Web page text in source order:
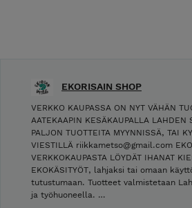
EKORISAIN SHOP
VERKKO KAUPASSA ON NYT VÄHÄN
AATEKAAPIN KESÄKAUPALLA LAHDEN
PALJON TUOTTEITA MYYNNISSÄ, TAI
VIESTILLÄ riikkametso@gmail.com
VERKKOKAUPASTA LÖYDÄT IHANAT
EKOKÄSITYÖT, lahjaksi tai omaan
tutustumaan. Tuotteet valmistetaan
ja työhuoneella. …